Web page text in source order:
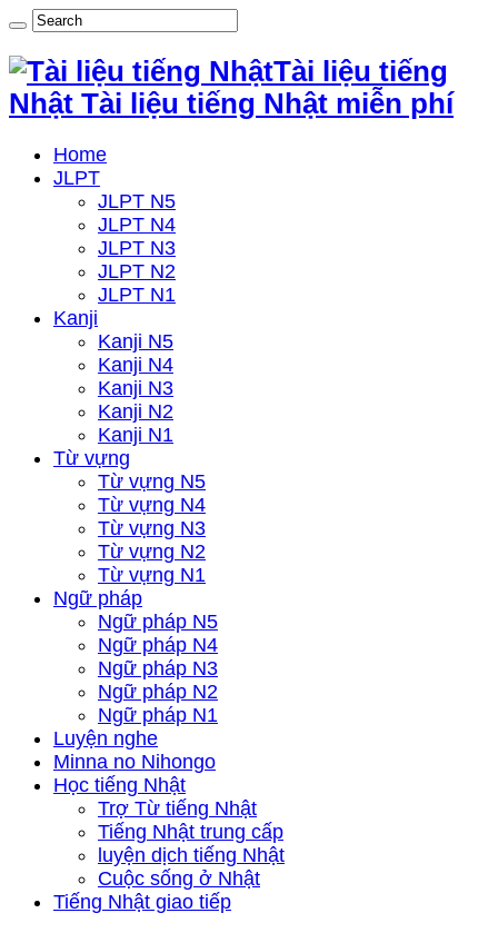
Tài liệu tiếng
Nhật Tài liệu tiếng Nhật miễn phí
Home
JLPT
JLPT N5
JLPT N4
JLPT N3
JLPT N2
JLPT N1
Kanji
Kanji N5
Kanji N4
Kanji N3
Kanji N2
Kanji N1
Từ vựng
Từ vựng N5
Từ vựng N4
Từ vựng N3
Từ vựng N2
Từ vựng N1
Ngữ pháp
Ngữ pháp N5
Ngữ pháp N4
Ngữ pháp N3
Ngữ pháp N2
Ngữ pháp N1
Luyện nghe
Minna no Nihongo
Học tiếng Nhật
Trợ Từ tiếng Nhật
Tiếng Nhật trung cấp
luyện dịch tiếng Nhật
Cuộc sống ở Nhật
Tiếng Nhật giao tiếp